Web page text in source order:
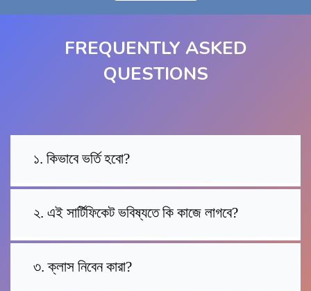
FREQUENTLY ASKED
QUESTIONS
১. কিভাবে ভর্তি হবো?
২. এই সার্টিফিকেট ভবিষ্যতে কি কাজে লাগবে?
৩. ক্লাস নিবেন কারা?